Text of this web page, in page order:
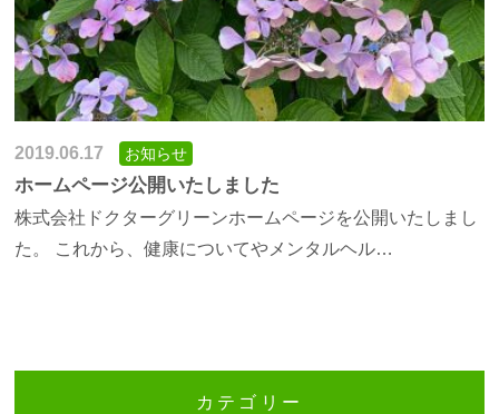
2019.06.17 お知らせ
ホームページ公開いたしました
株式会社ドクターグリーンホームページを公開いたしまし
た。 これから、健康についてやメンタルヘル…
カテゴリー